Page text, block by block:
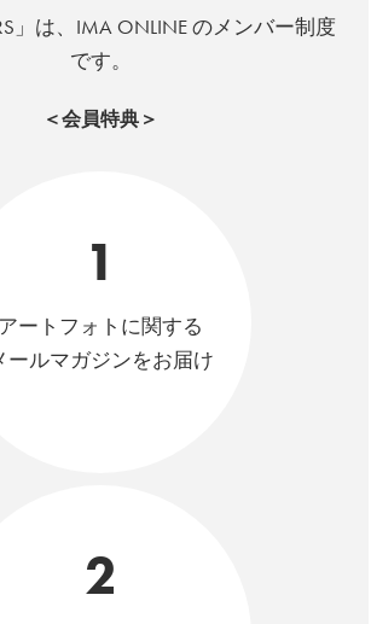
」は、IMA ONLINE のメンバー制度
です。
＜会員特典＞
1
アートフォトに関する
ールマガジンをお届け
2